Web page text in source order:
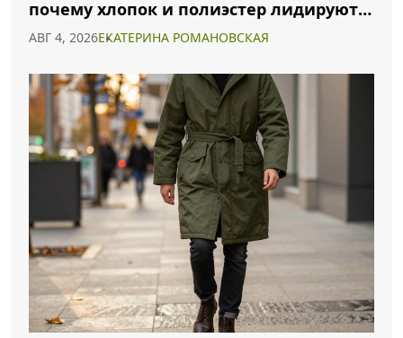
почему хлопок и полиэстер лидируют в
АВГ 4, 2026ЕКАТЕРИНА РОМАНОВСКАЯ